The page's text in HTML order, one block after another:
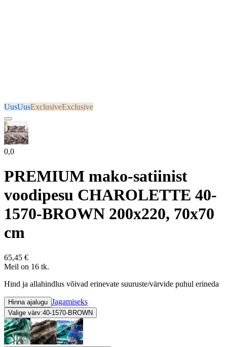
UusUusExclusiveExclusive
0,0
PREMIUM mako-satiinist
voodipesu CHAROLETTE 40-
1570-BROWN 200x220, 70x70
cm
65,45 €
Meil on 16 tk.
Hind ja allahindlus võivad erinevate suuruste/värvide puhul erineda
Hinna ajalugu Jagamiseks
Valige värv:40-1570-BROWN